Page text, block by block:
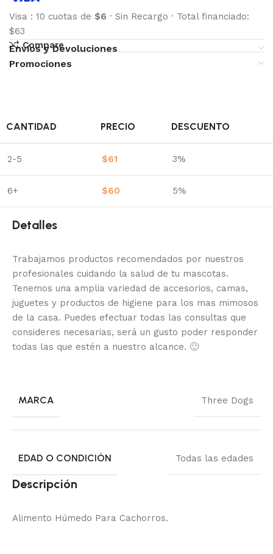
Visa : 10 cuotas de $6 · Sin Recargo · Total financiado:
$63
Compare
Envíos y Devoluciones
Promociones
CANTIDAD PRECIO DESCUENTO
2-5 $61 3%
6+ $60 5%
Detalles
Trabajamos productos recomendados por nuestros
profesionales cuidando la salud de tu mascotas.
Tenemos una amplia variedad de accesorios, camas,
juguetes y productos de higiene para los mas mimosos
de la casa. Puedes efectuar todas las consultas que
consideres necesarias, será un gusto poder responder
todas las que estén a nuestro alcance. 🙂
MARCA Three Dogs
EDAD O CONDICIÓN Todas las edades
Descripción
Alimento Húmedo Para Cachorros.